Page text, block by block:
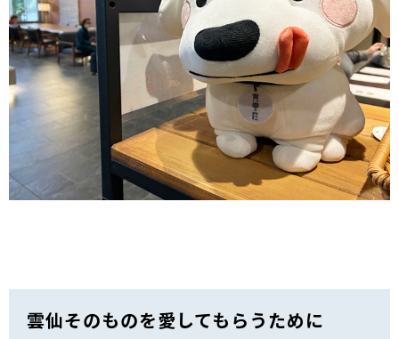
雲仙そのものを愛してもらうために